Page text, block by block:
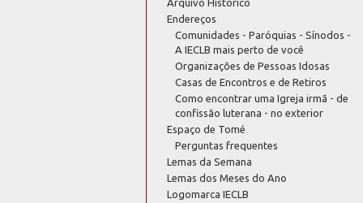
Arquivo Histórico
Endereços
Comunidades - Paróquias - Sínodos -
A IECLB mais perto de você
Organizações de Pessoas Idosas
Casas de Encontros e de Retiros
Como encontrar uma Igreja irmã - de
confissão luterana - no exterior
Espaço de Tomé
Perguntas frequentes
Lemas da Semana
Lemas dos Meses do Ano
Logomarca IECLB